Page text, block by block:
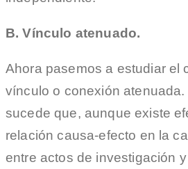
B. Vínculo atenuado.
Ahora pasemos a estudiar el
vínculo o conexión atenuada.
sucede que, aunque existe
relación causa-efecto en la
entre actos de investigación